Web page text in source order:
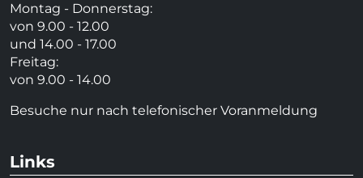
Montag - Donnerstag:
von 9.00 - 12.00
und 14.00 - 17.00
Freitag:
von 9.00 - 14.00
Besuche nur nach telefonischer Voranmeldung
Links